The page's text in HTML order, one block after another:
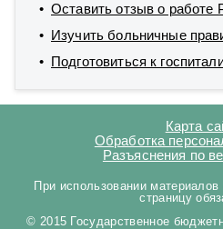
Оставить отзыв о работе
Изучить больничные
Подготовиться к
Карта
Обработка
Разъяснения по
При использовании
страницу
© 2015 Государственное